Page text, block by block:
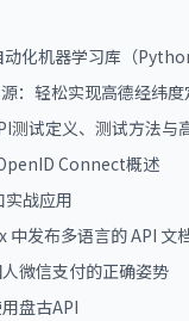
化机器学习库（Python
：轻松实现高德经纬
测试定义、测试方法与
Connect概述
实战应用
发布多语言的 API 文档
微信支付的正确姿势
盘古API